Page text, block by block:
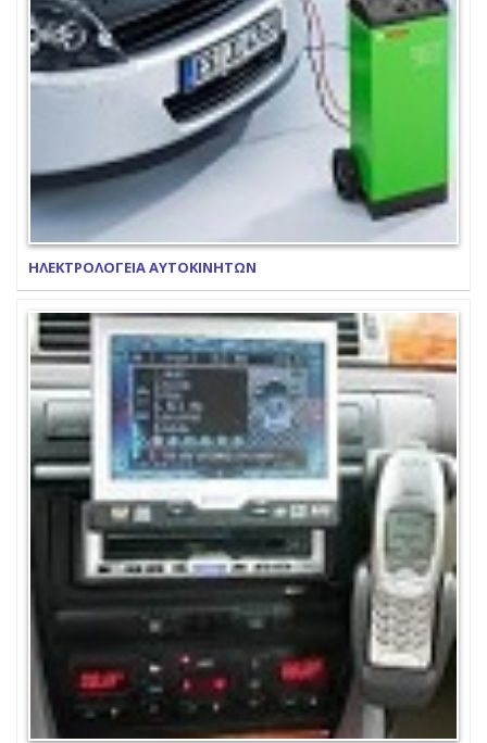
ΗΛΕΚΤΡΟΛΟΓΕΙΑ ΑΥΤΟΚΙΝΗΤΩΝ